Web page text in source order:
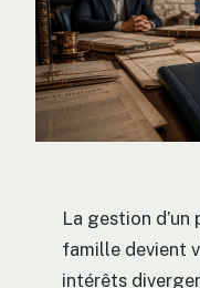
La gestion
famille devient
intérêts